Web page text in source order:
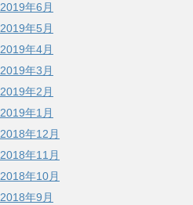
2019年6月
2019年5月
2019年4月
2019年3月
2019年2月
2019年1月
2018年12月
2018年11月
2018年10月
2018年9月